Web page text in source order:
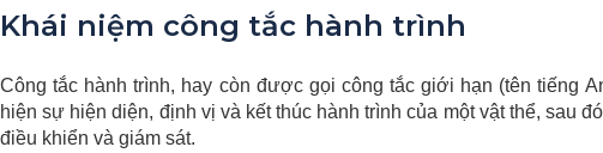
Khái niệm công tắc hành trình
Công tắc hành trình, hay còn được gọi công tắc giới hạn (tên tiếng
hiện sự hiện diện, định vị và kết thúc hành trình của một vật thể, sau
điều khiển và giám sát.